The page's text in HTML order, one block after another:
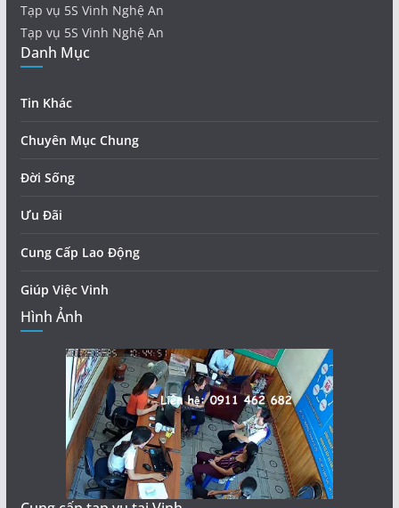
Tạp vụ 5S Vinh Nghệ An
Tạp vụ 5S Vinh Nghệ An
Danh Mục
Tin Khác
Chuyên Mục Chung
Đời Sống
Ưu Đãi
Cung Cấp Lao Động
Giúp Việc Vinh
Hình Ảnh